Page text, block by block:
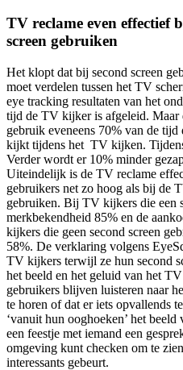
TV reclame even effectief
screen gebruiken
Het klopt dat bij second screen
moet verdelen tussen het TV
eye tracking resultaten van het
tijd de TV kijker is afgeleid. Maar
gebruik eveneens 70% van de
kijkt tijdens het TV kijken.
Verder wordt er 10% minder
Uiteindelijk is de TV reclame
gebruikers net zo hoog als bij de
gebruiken. Bij TV kijkers die een
merkbekendheid 85% en de
kijkers die geen second screen
58%. De verklaring volgens
TV kijkers terwijl ze hun second
het beeld en het geluid van het
gebruikers blijven luisteren naar
te horen of dat er iets opvallends
‘vanuit hun ooghoeken’ het
een feestje met iemand een
omgeving kunt checken om te
interessants gebeurt.